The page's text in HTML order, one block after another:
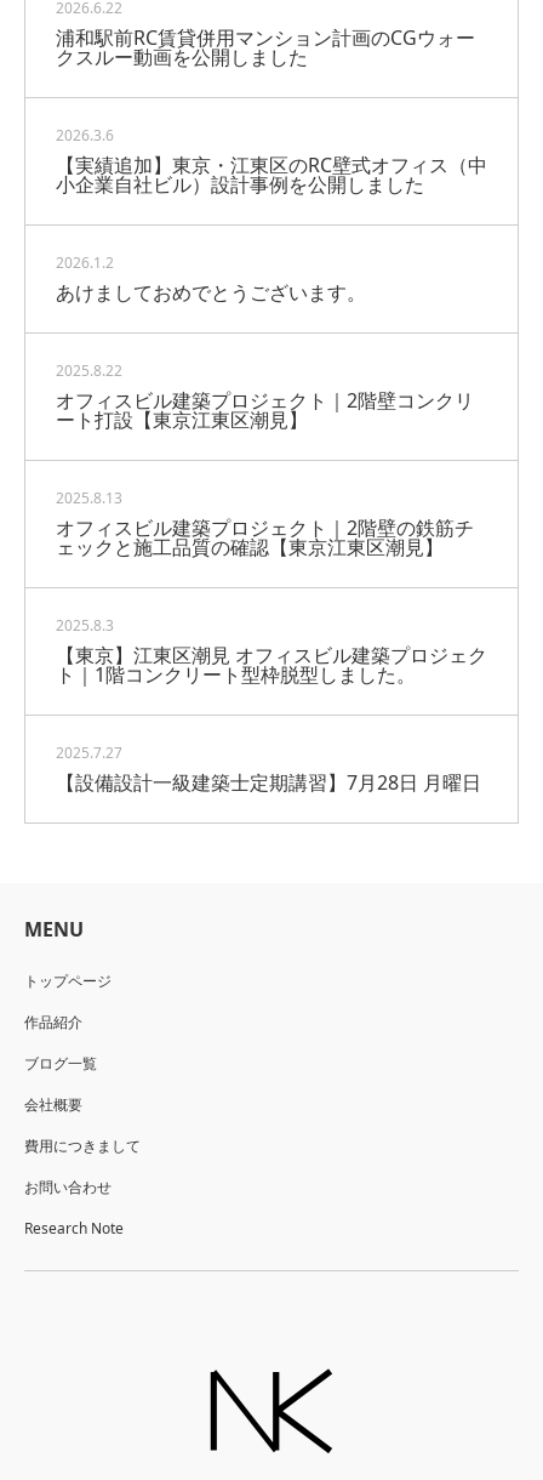
2026.6.22
浦和駅前RC賃貸併用マンション計画のCGウォー
クスルー動画を公開しました
2026.3.6
【実績追加】東京・江東区のRC壁式オフィス（中
小企業自社ビル）設計事例を公開しました
2026.1.2
あけましておめでとうございます。
2025.8.22
オフィスビル建築プロジェクト｜2階壁コンクリ
ート打設【東京江東区潮見】
2025.8.13
オフィスビル建築プロジェクト｜2階壁の鉄筋チ
ェックと施工品質の確認【東京江東区潮見】
2025.8.3
【東京】江東区潮見 オフィスビル建築プロジェク
ト｜1階コンクリート型枠脱型しました。
2025.7.27
【設備設計一級建築士定期講習】7月28日 月曜日
MENU
トップページ
作品紹介
ブログ一覧
会社概要
費用につきまして
お問い合わせ
Research Note